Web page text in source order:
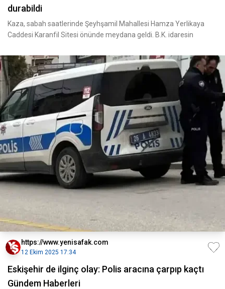
durabildi
Kaza, sabah saatlerinde Şeyhşamil Mahallesi Hamza Yerlikaya
Caddesi Karanfil Sitesi önünde meydana geldi. B.K. idaresin
https://www.yenisafak.com
12 Ekim 2025 17:34
Eskişehir de ilginç olay: Polis aracına çarpıp kaçtı
Gündem Haberleri